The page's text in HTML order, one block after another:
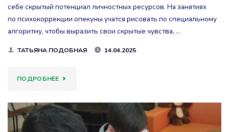
себе скрытый потенциал личностных ресурсов. На занятиях
по психокоррекции опекуны учатся рисовать по специальному
алгоритму, чтобы выразить свои скрытые чувства, …
ТАТЬЯНА ПОДОБНАЯ 14.04.2025
ПОДРОБНЕЕ"В
ГЛУБИННОГО